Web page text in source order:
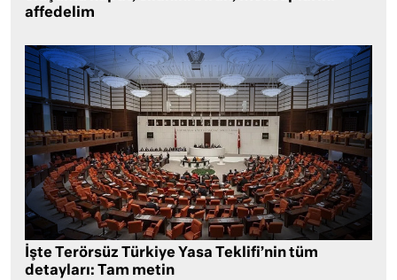
affedelim
İşte Terörsüz Türkiye Yasa Teklifi’nin tüm
detayları: Tam metin